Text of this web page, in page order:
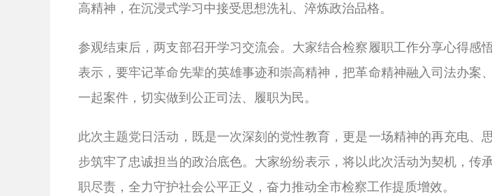
高精神，在沉浸式学习中接受思想洗礼、淬炼政治品格。
参观结束后，两支部召开学习交流会。大家结合检察履职工作分享心得
表示，要牢记革命先辈的英雄事迹和崇高精神，把革命精神融入司法办
一起案件，切实做到公正司法、履职为民。
此次主题党日活动，既是一次深刻的党性教育，更是一场精神的再充电
步筑牢了忠诚担当的政治底色。大家纷纷表示，将以此次活动为契机，
职尽责，全力守护社会公平正义，奋力推动全市检察工作提质增效。